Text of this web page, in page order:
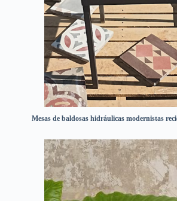
Mesas de baldosas hidráulicas modernistas